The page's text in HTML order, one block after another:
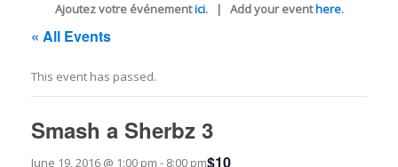
Ajoutez votre événementici. | Add your eventhere.
« All Events
This event has passed.
Smash a Sherbz 3
June 19, 2016 @ 1:00 pm - 8:00 pm$10